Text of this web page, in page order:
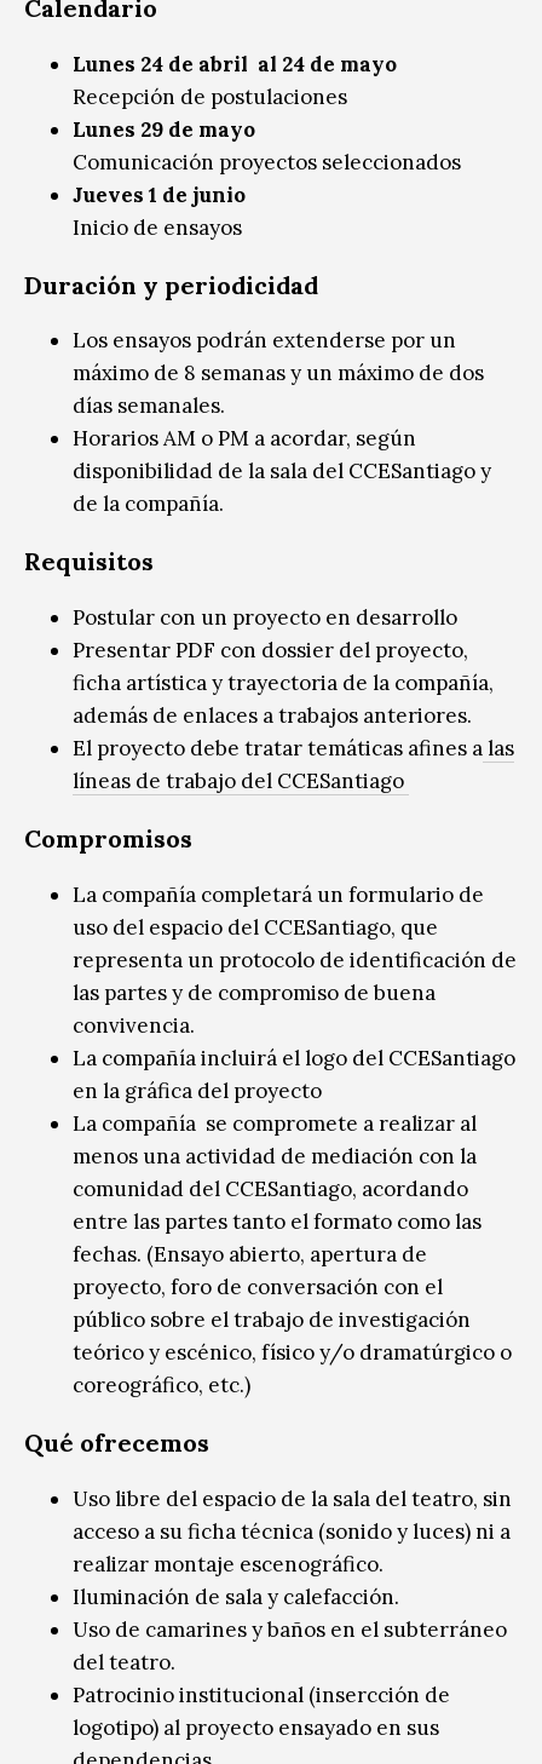
Calendario
Lunes 24 de abril al 24 de mayo
Recepción de postulaciones
Lunes 29 de mayo
Comunicación proyectos seleccionados
Jueves 1 de junio
Inicio de ensayos
Duración y periodicidad
Los ensayos podrán extenderse por un
máximo de 8 semanas y un máximo de dos
días semanales.
Horarios AM o PM a acordar, según
disponibilidad de la sala del CCESantiago y
de la compañía.
Requisitos
Postular con un proyecto en desarrollo
Presentar PDF con dossier del proyecto,
ficha artística y trayectoria de la compañía,
además de enlaces a trabajos anteriores.
El proyecto debe tratar temáticas afines alas
líneas de trabajo del CCESantiago
Compromisos
La compañía completará un formulario de
uso del espacio del CCESantiago, que
representa un protocolo de identificación de
las partes y de compromiso de buena
convivencia.
La compañía incluirá el logo del CCESantiago
en la gráfica del proyecto
La compañía se compromete a realizar al
menos una actividad de mediación con la
comunidad del CCESantiago, acordando
entre las partes tanto el formato como las
fechas. (Ensayo abierto, apertura de
proyecto, foro de conversación con el
público sobre el trabajo de investigación
teórico y escénico, físico y/o dramatúrgico o
coreográfico, etc.)
Qué ofrecemos
Uso libre del espacio de la sala del teatro, sin
acceso a su ficha técnica (sonido y luces) ni a
realizar montaje escenográfico.
Iluminación de sala y calefacción.
Uso de camarines y baños en el subterráneo
del teatro.
Patrocinio institucional (insercción de
logotipo) al proyecto ensayado en sus